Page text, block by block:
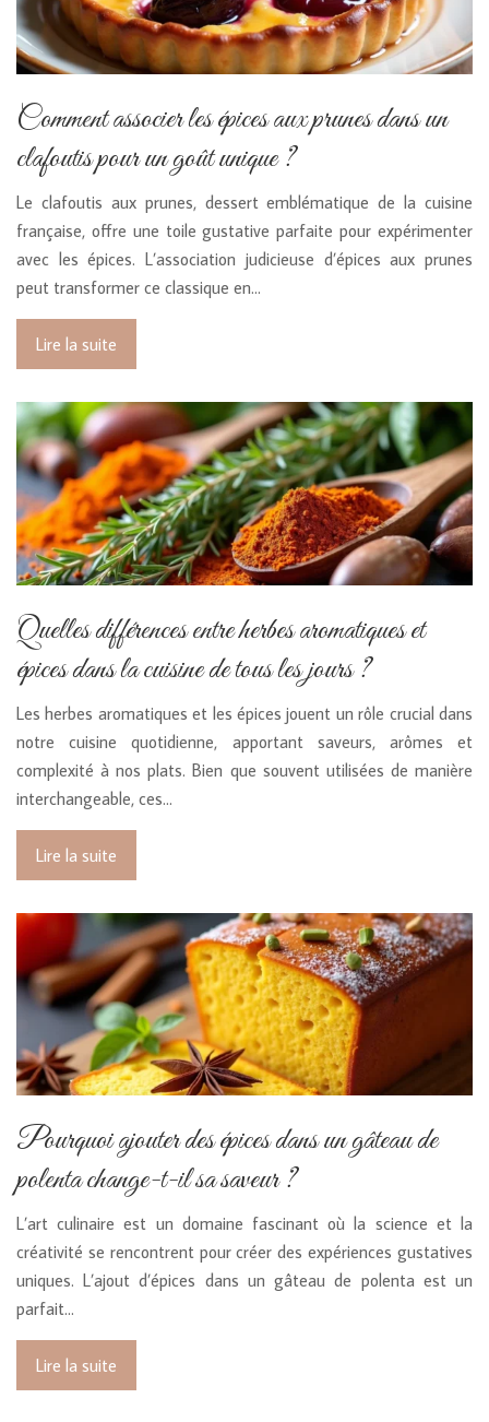
Comment associer les épices aux prunes dans un
clafoutis pour un goût unique ?
Le clafoutis aux prunes, dessert emblématique de la cuisine
française, offre une toile gustative parfaite pour expérimenter
avec les épices. L’association judicieuse d’épices aux prunes
peut transformer ce classique en…
Lire la suite
Quelles différences entre herbes aromatiques et
épices dans la cuisine de tous les jours ?
Les herbes aromatiques et les épices jouent un rôle crucial dans
notre cuisine quotidienne, apportant saveurs, arômes et
complexité à nos plats. Bien que souvent utilisées de manière
interchangeable, ces…
Lire la suite
Pourquoi ajouter des épices dans un gâteau de
polenta change-t-il sa saveur ?
L’art culinaire est un domaine fascinant où la science et la
créativité se rencontrent pour créer des expériences gustatives
uniques. L’ajout d’épices dans un gâteau de polenta est un
parfait…
Lire la suite